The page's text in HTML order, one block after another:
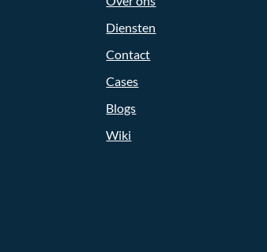
Diensten
Contact
Cases
Blogs
Wiki